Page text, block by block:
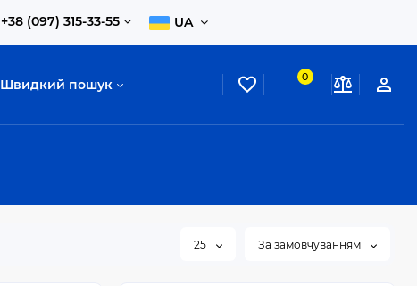
+38 (097) 315-33-55 UA
Швидкий пошук 0
25 За замовчуванням